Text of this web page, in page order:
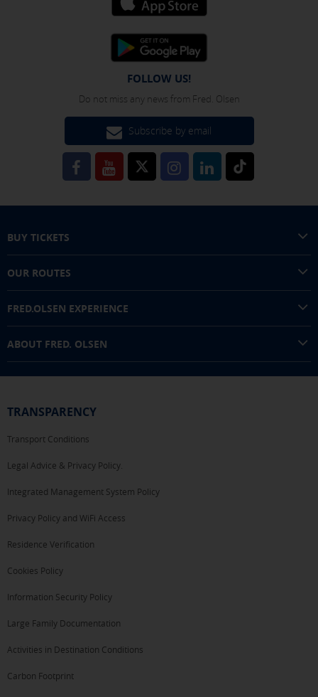
FOLLOW US!
Do not miss any news from Fred. Olsen
Subscribe by email
BUY TICKETS
OUR ROUTES
FRED.OLSEN EXPERIENCE
ABOUT FRED. OLSEN
TRANSPARENCY
Transport Conditions
Legal Advice & Privacy Policy.
Integrated Management System Policy
Privacy Policy and WiFi Access
Residence Verification
Cookies Policy
Information Security Policy
Large Family Documentation
Activities in Destination Conditions
Carbon Footprint